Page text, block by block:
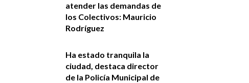
atender las demandas de
los Colectivos: Mauricio
Rodríguez
Ha estado tranquila la
ciudad, destaca director
de la Policía Municipal de